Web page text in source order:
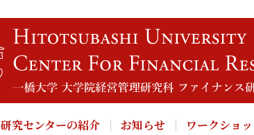
研究センターの紹介 お知らせ ワークショ